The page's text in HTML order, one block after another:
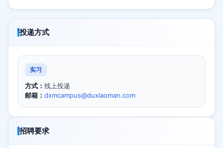
投递方式
实习
方式： 线上投递
邮箱： dxmcampus@duxiaoman.com
招聘要求